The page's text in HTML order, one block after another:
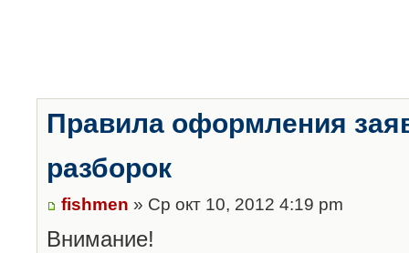
Правила оформления
разборок
fishmen » Ср окт 10, 2012 4:19 pm
Внимание!